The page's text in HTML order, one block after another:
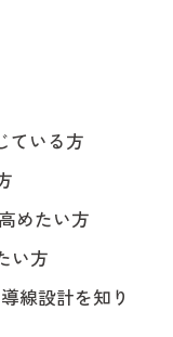
ている方
めたい方
い方
線設計を知り